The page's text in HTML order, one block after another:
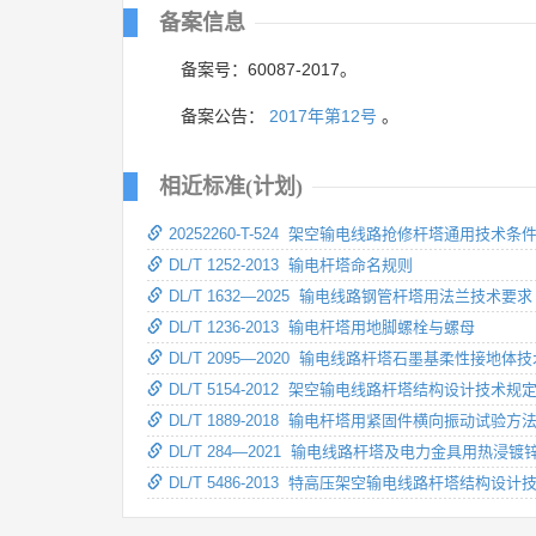
备案信息
备案号：60087-2017。
备案公告： 2017年第12号 。
相近标准(计划)
20252260-T-524 架空输电线路抢修杆塔通用技术条件
DL/T 1252-2013 输电杆塔命名规则
DL/T 1632—2025 输电线路钢管杆塔用法兰技术要求
DL/T 1236-2013 输电杆塔用地脚螺栓与螺母
DL/T 2095—2020 输电线路杆塔石墨基柔性接地体技
DL/T 5154-2012 架空输电线路杆塔结构设计技术规定
DL/T 1889-2018 输电杆塔用紧固件横向振动试验方法
DL/T 284—2021 输电线路杆塔及电力金具用热浸镀
DL/T 5486-2013 特高压架空输电线路杆塔结构设计